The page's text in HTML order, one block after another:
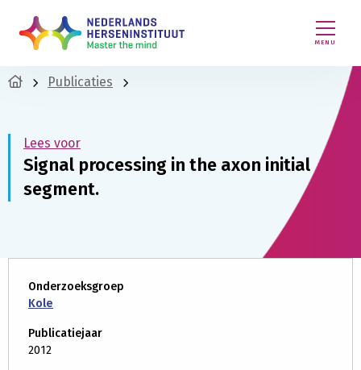
MENU
Publicaties
Lees voor
Signal processing in the axon initial
segment.
Onderzoeksgroep
Kole
Publicatiejaar
2012